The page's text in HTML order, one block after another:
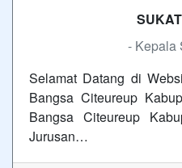
- Kepala
Selamat Datang di
Bangsa Citeureup
Bangsa Citeureup
Jurusan…